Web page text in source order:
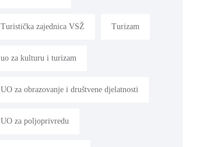
Turistička zajednica VSŽ Turizam
uo za kulturu i turizam
UO za obrazovanje i društvene djelatnosti
UO za poljoprivredu